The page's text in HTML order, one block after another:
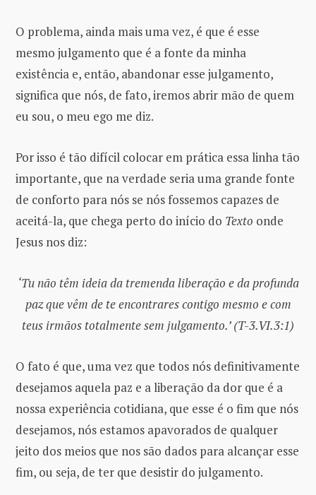
O problema, ainda mais uma vez, é que é esse
mesmo julgamento que é a fonte da minha
existência e, então, abandonar esse julgamento,
significa que nós, de fato, iremos abrir mão de quem
eu sou, o meu ego me diz.
Por isso é tão difícil colocar em prática essa linha tão
importante, que na verdade seria uma grande fonte
de conforto para nós se nós fossemos capazes de
aceitá-la, que chega perto do início do Texto onde
Jesus nos diz:
‘Tu não têm ideia da tremenda liberação e da profunda
paz que vêm de te encontrares contigo mesmo e com
teus irmãos totalmente sem julgamento.’ (T-3.VI.3:1)
O fato é que, uma vez que todos nós definitivamente
desejamos aquela paz e a liberação da dor que é a
nossa experiência cotidiana, que esse é o fim que nós
desejamos, nós estamos apavorados de qualquer
jeito dos meios que nos são dados para alcançar esse
fim, ou seja, de ter que desistir do julgamento.